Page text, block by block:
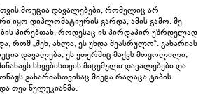
მოუცია დავალებები, რომელიც არ
იყო დიპლომატიურის გარდა, ამის გამო. მე
პირებთან, როდესაც ის პირდაპირ უზრდელად
რომ „შენ, ახლა, ეს უნდა შეასრულო“. გახარიას
დავალება, ეს ეთერშიც მაქვს მოყოლილი,
სხვებისთვის მიცემული დავალებები და
გახარიასთვისაც მიეცა რაღაცა ტიპის
თეა წულუკიანმა.